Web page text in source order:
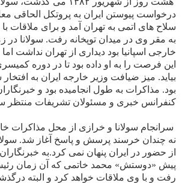
درخواست پيوستن ايران به پروتکل الحاقى
سلاح هاى اتمى به تهران آمد و براى ملاقات
به مقر وى در ميدان توپخانه رفت. سولانا در
خارجى اسپانيا بود ديدارى از تهران نداشت
اين فرصت را به او داده بود تا در دوره
بيايد. ميز ضيافت وزير خارجه ايران به
بود. مذاکرات به طول انجاميده بود و
کنفرانس خبرى و مسئولان تشريفات منتظر
سرانجام سولانا و خرازى از محل مذاکرات
نه چندان خرسند پرسش و پاسخ آغاز شد.
از حضور در ايران پنهان نمى کرد.به
پيش «دوستش» محمد خاتمى که آن زمان
رفت و با وى ملاقات خواهد کرد و البته